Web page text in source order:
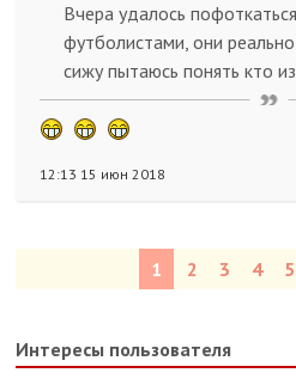
Вчера удалось
футболистами, они
сижу пытаюсь понять кто
12:13 15 июн 2018
1 2 3 4 5
Интересы пользователя